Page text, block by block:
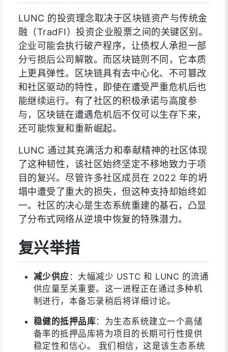
LUNC 的投资理念取决于区块链资产与传统金
融（TradFI）投资企业股票之间的关键区别。
企业可能会执行破产程序，让债权人承担一部
分亏损后公司解散。而区块链则不同，它本质
上更具弹性。区块链具有去中心化、不可篡改
和社区驱动的特性，即使在遭受严重危机后也
能继续运行。有了社区的积极承诺与高度参
与，区块链在遭遇危机后不仅可以生存下来，
还可能恢复和重新崛起。
LUNC 通过其充满活力和奉献精神的社区体现
了这种韧性，该社区始终坚定不移地致力于项
目的复兴。尽管许多社区成员在 2022 年的坍
塌中遭受了重大的损失，但这种支持却始终如
一。社区的决心是生态系统重建的基石，凸显
了分布式网络从逆境中恢复的特殊潜力。
复兴举措
减少供应 ：大幅减少 USTC 和 LUNC 的流通
供应量至关重要。这一进程正在通过多种机
制进行，本备忘录稍后将详细讨论。
稳健的抵押品库：为生态系统建立一个高储
备率的抵押品库将为项目的长期可行性提供
稳定性和信心。 我们相信，这是该生态系统